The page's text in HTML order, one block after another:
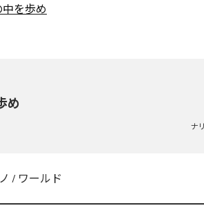
を歩め
め
ナ
/ ワールド